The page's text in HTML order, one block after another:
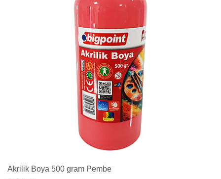
Akrilik Boya 500 gram Pembe